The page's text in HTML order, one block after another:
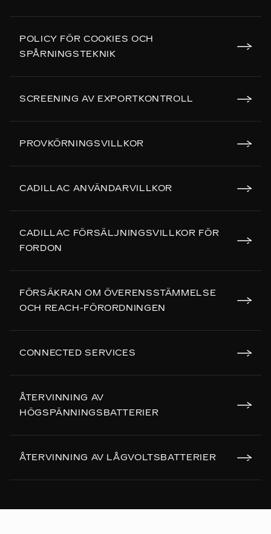
POLICY FÖR COOKIES OCH
SPÅRNINGSTEKNIK
SCREENING AV EXPORTKONTROLL
PROVKÖRNINGSVILLKOR
CADILLAC ANVÄNDARVILLKOR
CADILLAC FÖRSÄLJNINGSVILLKOR FÖR
FORDON
FÖRSÄKRAN OM ÖVERENSSTÄMMELSE
OCH REACH-FÖRORDNINGEN
CONNECTED SERVICES
ÅTERVINNING AV
HÖGSPÄNNINGSBATTERIER
ÅTERVINNING AV LÅGVOLTSBATTERIER